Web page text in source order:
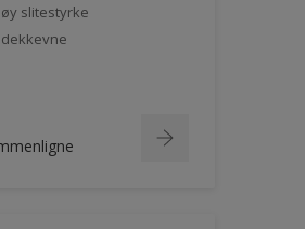
slitestyrke